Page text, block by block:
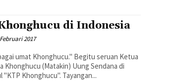
di Indonesia
2017
umat Khonghucu." Begitu seruan Ketua
Khonghucu (Matakin) Uung Sendana di
Khonghucu". Tayangan...